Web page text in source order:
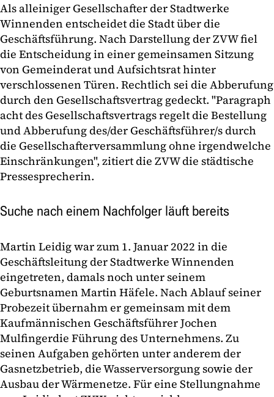
Als alleiniger Gesellschafter der Stadtwerke
Winnenden entscheidet die Stadt über die
Geschäftsführung. Nach Darstellung der ZVW fiel
die Entscheidung in einer gemeinsamen Sitzung
von Gemeinderat und Aufsichtsrat hinter
verschlossenen Türen. Rechtlich sei die Abberufung
durch den Gesellschaftsvertrag gedeckt. "Paragraph
acht des Gesellschaftsvertrags regelt die Bestellung
und Abberufung des/der Geschäftsführer/s durch
die Gesellschafterversammlung ohne irgendwelche
Einschränkungen", zitiert die ZVW die städtische
Pressesprecherin.
Suche nach einem Nachfolger läuft bereits
Martin Leidig war zum 1. Januar 2022 in die
Geschäftsleitung der Stadtwerke Winnenden
eingetreten, damals noch unter seinem
Geburtsnamen Martin Häfele. Nach Ablauf seiner
Probezeit übernahm er gemeinsam mit dem
Kaufmännischen Geschäftsführer Jochen
Mulfingerdie Führung des Unternehmens. Zu
seinen Aufgaben gehörten unter anderem der
Gasnetzbetrieb, die Wasserversorgung sowie der
Ausbau der Wärmenetze. Für eine Stellungnahme